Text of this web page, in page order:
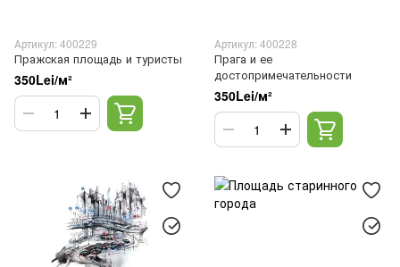
Артикул: 400229
Пражская площадь и туристы
350Lei/м²
Артикул: 400228
Прага и ее
достопримечательности
350Lei/м²